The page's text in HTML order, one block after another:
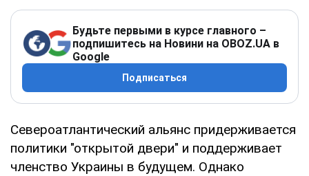
Будьте первыми в курсе главного –
подпишитесь на Новини на OBOZ.UA в
Google
Подписаться
Североатлантический альянс придерживается
политики "открытой двери" и поддерживает
членство Украины в будущем. Однако